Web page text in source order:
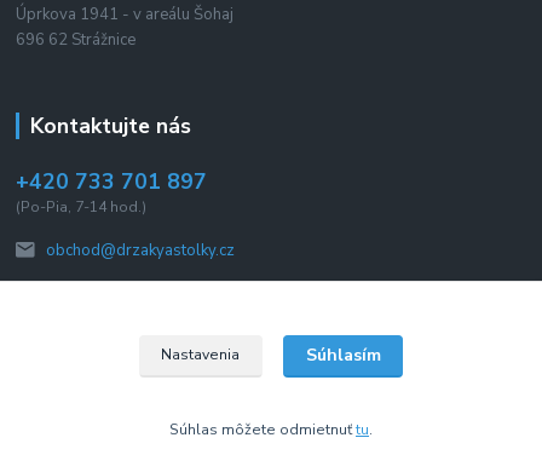
Úprkova 1941 - v areálu Šohaj
696 62 Strážnice
Kontaktujte nás
+420 733 701 897
(Po-Pia, 7-14 hod.)
obchod@drzakyastolky.cz
2015 © Fiber Mounts s.r.o. Všetky práva vyhradené.
Nastavenia Súhlasím
Súhlas môžete odmietnuťtu.